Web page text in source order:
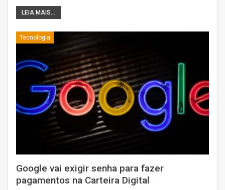
LEIA MAIS...
Tecnologia
Google vai exigir senha para fazer
pagamentos na Carteira Digital